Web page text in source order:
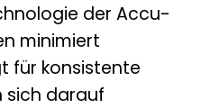
der Accu-
minimiert
für konsistente
sich darauf